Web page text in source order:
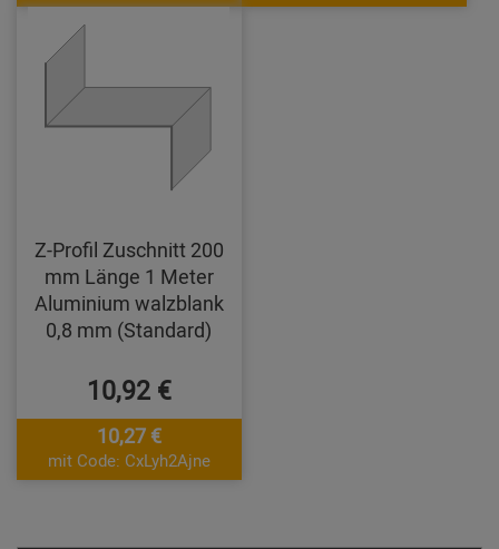
Z-Profil Zuschnitt 200
mm Länge 1 Meter
Aluminium walzblank
0,8 mm (Standard)
10,92 €
10,27 €
mit Code: CxLyh2Ajne